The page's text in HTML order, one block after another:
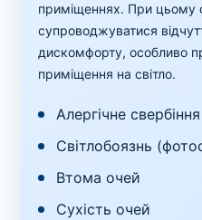
приміщеннях. При цьому
супроводжуватися
дискомфорту, особливо
приміщення на світло.
Алергічне свербіння
Світлобоязнь
Втома очей
Сухість очей